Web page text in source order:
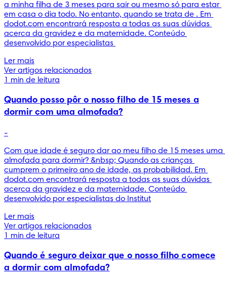
a minha filha de 3 meses para sair ou mesmo só para estar
em casa o dia todo. No entanto, quando se trata de . Em
dodot.com encontrará resposta a todas as suas dúvidas
acerca da gravidez e da maternidade. Conteúdo
desenvolvido por especialistas
Ler mais
Ver artigos relacionados
1 min de leitura
Quando posso pôr o nosso filho de 15 meses a
dormir com uma almofada?
-
Com que idade é seguro dar ao meu filho de 15 meses uma
almofada para dormir? &nbsp; Quando as crianças
cumprem o primeiro ano de idade, as probabilidad. Em
dodot.com encontrará resposta a todas as suas dúvidas
acerca da gravidez e da maternidade. Conteúdo
desenvolvido por especialistas do Institut
Ler mais
Ver artigos relacionados
1 min de leitura
Quando é seguro deixar que o nosso filho comece
a dormir com almofada?